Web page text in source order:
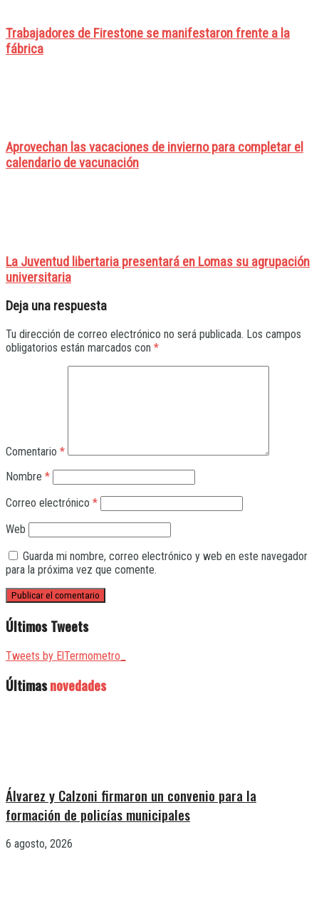
Trabajadores de Firestone se manifestaron frente a la
fábrica
Aprovechan las vacaciones de invierno para completar el
calendario de vacunación
La Juventud libertaria presentará en Lomas su agrupación
universitaria
Deja una respuesta
Tu dirección de correo electrónico no será publicada. Los campos
obligatorios están marcados con *
Comentario *
Nombre *
Correo electrónico *
Web
Guarda mi nombre, correo electrónico y web en este navegador
para la próxima vez que comente.
Últimos Tweets
Tweets by ElTermometro_
Últimasnovedades
Álvarez y Calzoni firmaron un convenio para la
formación de policías municipales
6 agosto, 2026